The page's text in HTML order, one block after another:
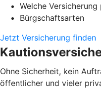
Welche
Bürgschaftsarten
Jetzt Versicherung finden
Ohne Sicherheit, kein
öffentlicher und vieler